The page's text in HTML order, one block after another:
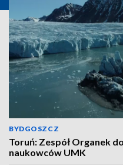
BYDGOSZCZ
Toruń: Zespół Organek
naukowców UMK